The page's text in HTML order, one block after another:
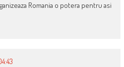
Romania o potera pentru asi